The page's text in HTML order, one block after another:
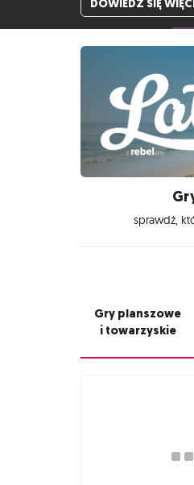
DOWIEDZ SIĘ
sprawdź,
Gry planszowe
i towarzyskie